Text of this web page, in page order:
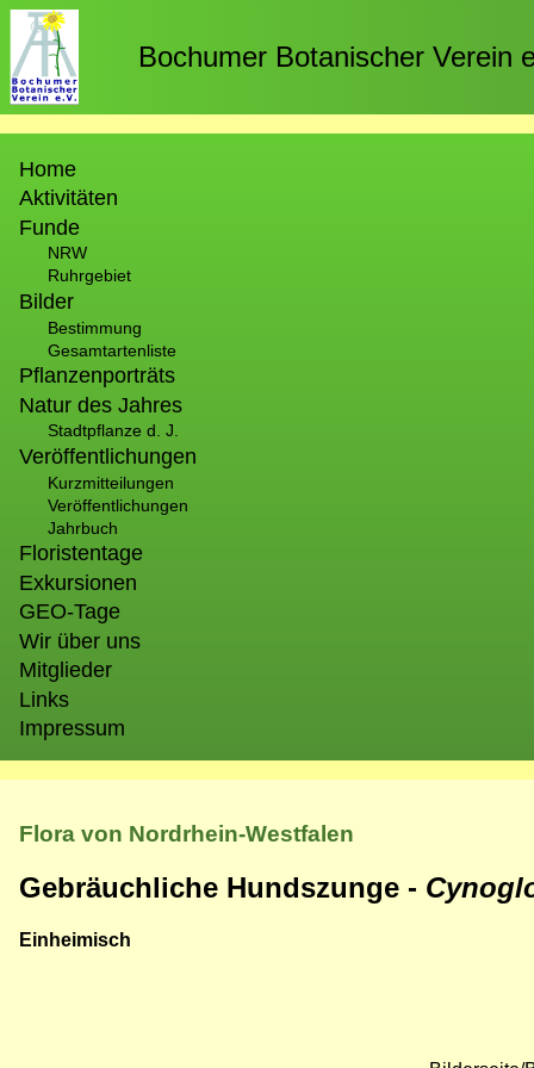
Direkt
zum
Inhalt
Bochumer Botanischer Verein
Home
Aktivitäten
Funde
NRW
Ruhrgebiet
Bilder
Bestimmung
Gesamtartenliste
Pflanzenporträts
Natur des Jahres
Stadtpflanze d. J.
Veröffentlichungen
Kurzmitteilungen
Veröffentlichungen
Jahrbuch
Floristentage
Exkursionen
GEO-Tage
Wir über uns
Mitglieder
Links
Impressum
Flora von Nordrhein-Westfalen
Gebräuchliche Hundszunge -
Einheimisch